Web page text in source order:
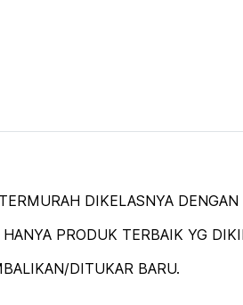
DIKELASNYA
PRODUK TERBAIK YG
DITUKAR BARU.